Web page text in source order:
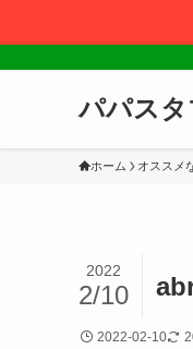
パパス
ホーム オススメ
2022
2/10
2022-02-10